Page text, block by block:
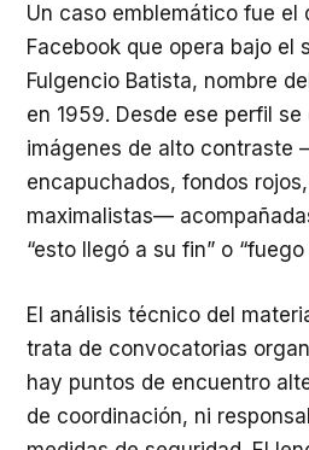
Un caso emblemático fue el
Facebook que opera bajo el
Fulgencio Batista, nombre
en 1959. Desde ese perfil se
imágenes de alto contraste
encapuchados, fondos
maximalistas—
“esto llegó a su fin” o
El análisis técnico del
trata de convocatorias
hay puntos de encuentro
de coordinación, ni